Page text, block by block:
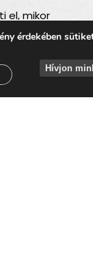
el, mikor
és
érdekében
Hívjon